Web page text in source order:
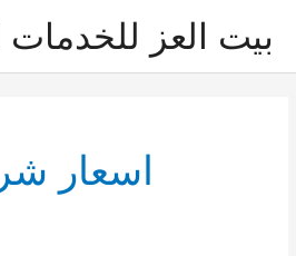
بيت العز للخدمات
اسعار